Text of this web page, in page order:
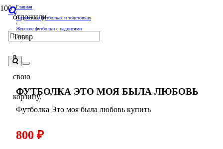
отложили
Товар
в
свою
корзину.
Главная
/
Надписи на футболках и толстовках
/
Женские футболки с надписями
/
Футболка Это моя была любовь
ФУТБОЛКА ЭТО МОЯ БЫЛА ЛЮБОВЬ
Футболка Это моя была любовь купить
800 ₽